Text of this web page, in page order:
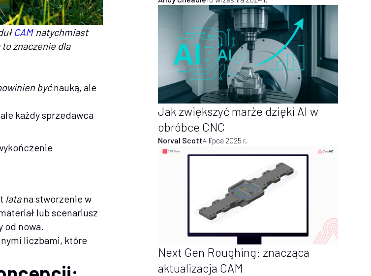
CAM natychmiast
znaczenie dla
byćnauką, ale
ale każdy sprzedawca
latana stworzenie w
lub scenariusz
nowa.
liczbami, które
Jak zwiększyć marże dzięki AI w
obróbce CNC
Norval Scott4 lipca 2025 r.
Next Gen Roughing: znacząca
aktualizacja CAM